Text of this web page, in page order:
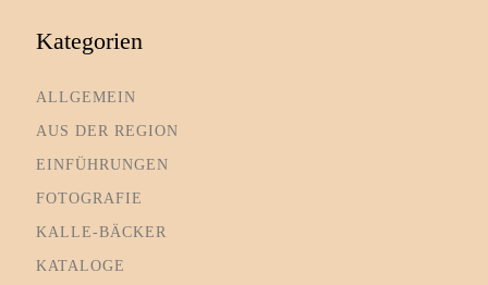
Kategorien
ALLGEMEIN
AUS DER REGION
EINFÜHRUNGEN
FOTOGRAFIE
KALLE-BÄCKER
KATALOGE